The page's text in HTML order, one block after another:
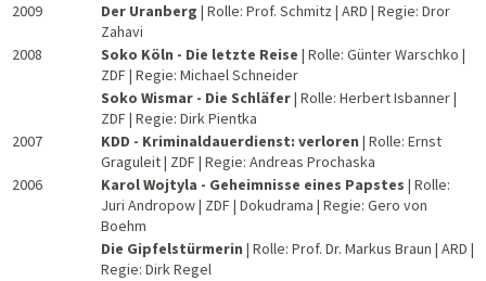
2009
Der Uranberg | Rolle: Prof. Schmitz | ARD | Regie: Dror
Zahavi
2008
Soko Köln - Die letzte Reise | Rolle: Günter Warschko |
ZDF | Regie: Michael Schneider
Soko Wismar - Die Schläfer| Rolle: Herbert Isbanner |
ZDF | Regie: Dirk Pientka
2007
KDD - Kriminaldauerdienst: verloren | Rolle: Ernst
Graguleit | ZDF | Regie: Andreas Prochaska
2006
Karol Wojtyla - Geheimnisse eines Papstes | Rolle:
Juri Andropow | ZDF | Dokudrama | Regie: Gero von
Boehm
Die Gipfelstürmerin | Rolle: Prof. Dr. Markus Braun | ARD |
Regie: Dirk Regel